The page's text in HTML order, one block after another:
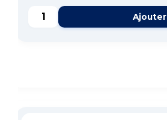
Ajouter